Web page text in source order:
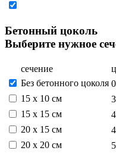
Бетонный цоколь
Выберите нужное
сечение
Без бетонного цоколя
15 х 10 см
15 x 15 см
20 x 15 см
20 x 20 см